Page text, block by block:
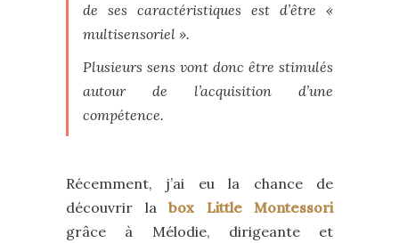
de ses caractéristiques est d’être «
multisensoriel ».
Plusieurs sens vont donc être stimulés
autour de l’acquisition d’une
compétence.
Récemment, j’ai eu la chance de
découvrir la box Little Montessori
grâce à Mélodie, dirigeante et